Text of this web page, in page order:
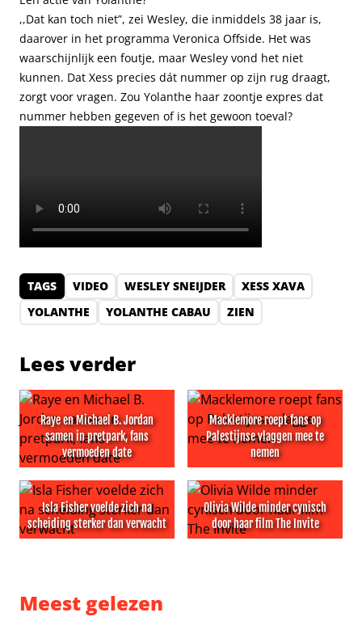
,,Dat kan toch niet”, zei Wesley, die inmiddels 38 jaar is,
daarover in het programma Veronica Offside. Het was
waarschijnlijk een foutje, maar Wesley vond het niet
kunnen. Dat Xess precies dát nummer op zijn rug draagt,
zorgt voor vragen. Zou Yolanthe haar zoontje expres dat
nummer hebben gegeven of is het gewoon toeval?
TAGS VIDEO WESLEY SNEIJDER
XESS XAVA
YOLANTHE
YOLANTHE CABAU ZIEN
Lees verder
Raye en Michael B. Jordan
samen in pretpark, fans
vermoeden date
Raye en Michael B. Jordan samen in pretpark, fans
Macklemore roept fans op
Palestijnse vlaggen mee te
nemen
Macklemore roept fans op
Isla Fisher voelde zich na
scheiding sterker dan verwacht
Olivia Wilde minder cynisch
door haar film The Invite
Meest gelezen